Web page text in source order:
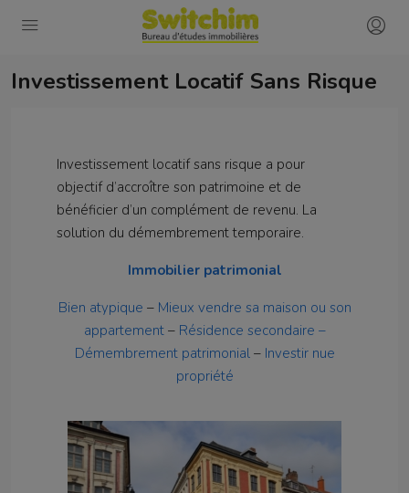
Investissement Locatif Sans Risque
Investissement locatif sans risque a pour
objectif d’accroître son patrimoine et de
bénéficier d’un complément de revenu. La
solution du démembrement temporaire.
Immobilier patrimonial
Bien atypique – Mieux vendre sa maison ou son
appartement– Résidence secondaire –
Démembrement patrimonial– Investir nue
propriété